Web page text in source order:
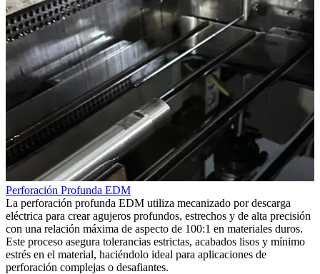
Perforación Profunda EDM
La perforación profunda EDM utiliza mecanizado por descarga
eléctrica para crear agujeros profundos, estrechos y de alta precisión
con una relación máxima de aspecto de 100:1 en materiales duros.
Este proceso asegura tolerancias estrictas, acabados lisos y mínimo
estrés en el material, haciéndolo ideal para aplicaciones de
perforación complejas o desafiantes.